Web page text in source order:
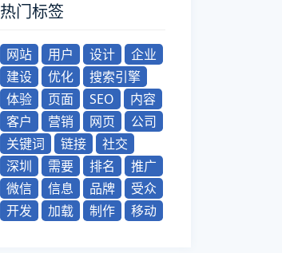
热门标签
网站 用户 设计
企业
建设
优化
搜索引擎
体验
页面 SEO
内容
客户
营销 网页
公司
关键词
链接
社交
深圳
需要 排名
推广
微信
信息 品牌
受众
开发
加载 制作 移动